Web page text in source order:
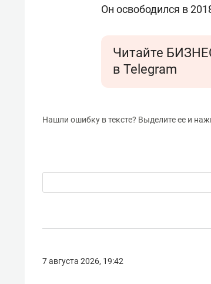
Он освободился в
Читайте
в Telegram
Нашли ошибку в тексте? Выделите ее и
7 августа 2026, 19:42